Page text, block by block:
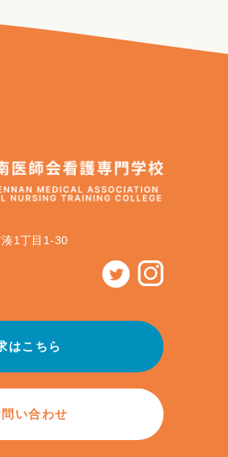
1丁目1-30
はこちら
い合わせ